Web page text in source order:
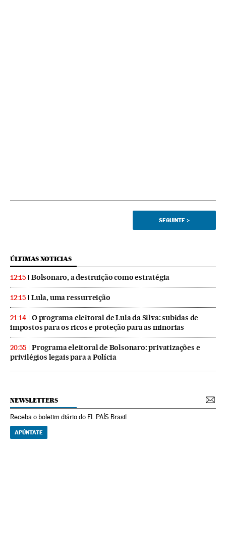
SEGUINTE >
ÚLTIMAS NOTICIAS
12:15 Bolsonaro, a destruição como estratégia
12:15 Lula, uma ressurreição
21:14
O programa eleitoral de Lula da Silva: subidas de
impostos para os ricos e proteção para as minorias
20:55
Programa eleitoral de Bolsonaro: privatizações e
privilégios legais para a Polícia
NEWSLETTERS
Receba o boletim diário do EL PAÍS Brasil
APÚNTATE